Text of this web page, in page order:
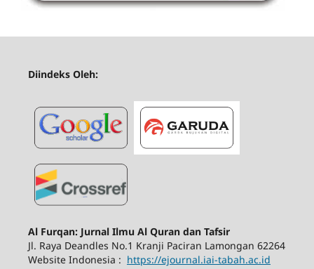
Diindeks Oleh:
Al Furqan: Jurnal Ilmu Al Quran dan Tafsir
Jl. Raya Deandles No.1 Kranji Paciran Lamongan 62264
Website Indonesia : https://ejournal.iai-tabah.ac.id